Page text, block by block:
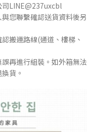
LINE@237uxcbl
您聯繫確認送貨資料後另
搬運路線(通道、樓梯、
再進行組裝。如外箱無法
貨。